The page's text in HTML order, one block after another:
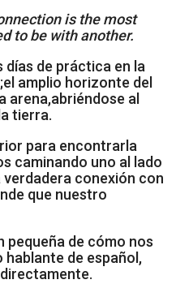
is the most
to be with another.
de práctica en la
amplio horizonte del
arena,abriéndose al
tierra.
para encontrarla
caminando uno al lado
conexión con
que nuestro
pequeña de cómo nos
hablante de español,